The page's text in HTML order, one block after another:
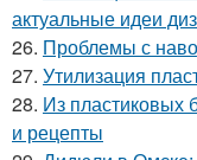
актуальные идеи
26. Проблемы с
27. Утилизация
28. Из пластиковых
и рецепты